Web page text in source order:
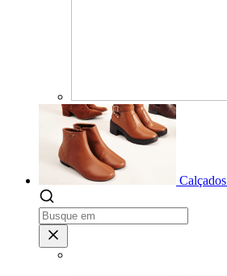
Calçados